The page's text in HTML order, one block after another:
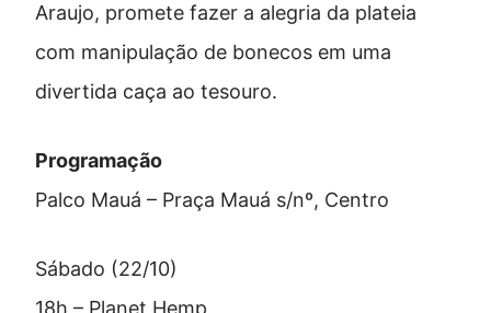
Araujo, promete fazer a alegria da plateia
com manipulação de bonecos em uma
divertida caça ao tesouro.
Programação
Palco Mauá – Praça Mauá s/nº, Centro
Sábado (22/10)
18h – Planet Hemp